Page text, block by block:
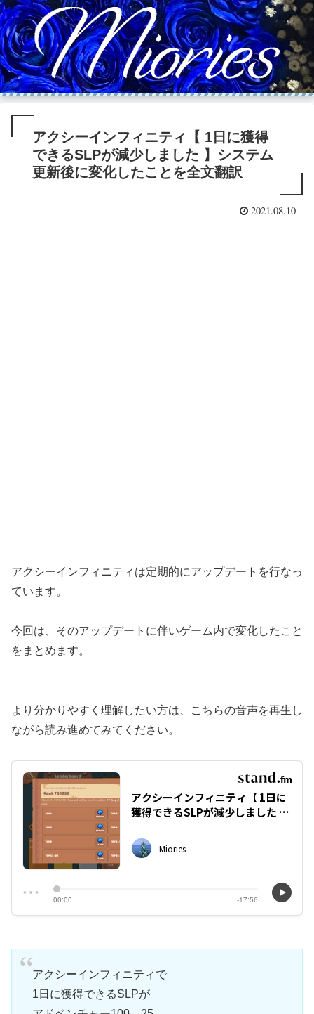
アクシーインフィニティ【 1日に獲得
できるSLPが減少しました 】システム
更新後に変化したことを全文翻訳
2021.08.10
アクシーインフィニティは定期的にアップデートを行なっ
ています。
今回は、そのアップデートに伴いゲーム内で変化したこと
をまとめます。
より分かりやすく理解したい方は、こちらの音声を再生し
ながら読み進めてみてください。
アクシーインフィニティで
1日に獲得できるSLPが